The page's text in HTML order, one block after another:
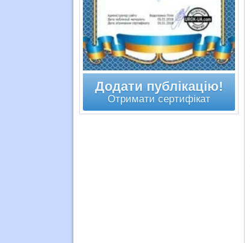
Додати публікацію!
Отримати сертифікат